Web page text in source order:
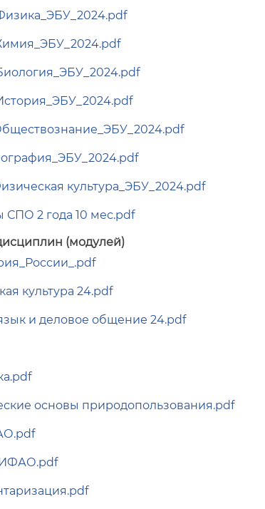
культура_ЭБУ_2024.pdf
СПО 2 года 10 мес.pdf
(модулей)
культура 24.pdf
и деловое общение 24.pdf
основы природопользования.pdf